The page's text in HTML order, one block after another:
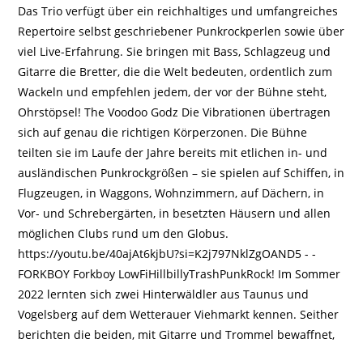
Das Trio verfügt über ein reichhaltiges und umfangreiches
Repertoire selbst geschriebener Punkrockperlen sowie über
viel Live-Erfahrung. Sie bringen mit Bass, Schlagzeug und
Gitarre die Bretter, die die Welt bedeuten, ordentlich zum
Wackeln und empfehlen jedem, der vor der Bühne steht,
Ohrstöpsel! The Voodoo Godz Die Vibrationen übertragen
sich auf genau die richtigen Körperzonen. Die Bühne
teilten sie im Laufe der Jahre bereits mit etlichen in- und
ausländischen Punkrockgrößen – sie spielen auf Schiffen, in
Flugzeugen, in Waggons, Wohnzimmern, auf Dächern, in
Vor- und Schrebergärten, in besetzten Häusern und allen
möglichen Clubs rund um den Globus.
https://youtu.be/40ajAt6kjbU?si=K2j797NklZgOAND5 - -
FORKBOY Forkboy LowFiHillbillyTrashPunkRock! Im Sommer
2022 lernten sich zwei Hinterwäldler aus Taunus und
Vogelsberg auf dem Wetterauer Viehmarkt kennen. Seither
berichten die beiden, mit Gitarre und Trommel bewaffnet,